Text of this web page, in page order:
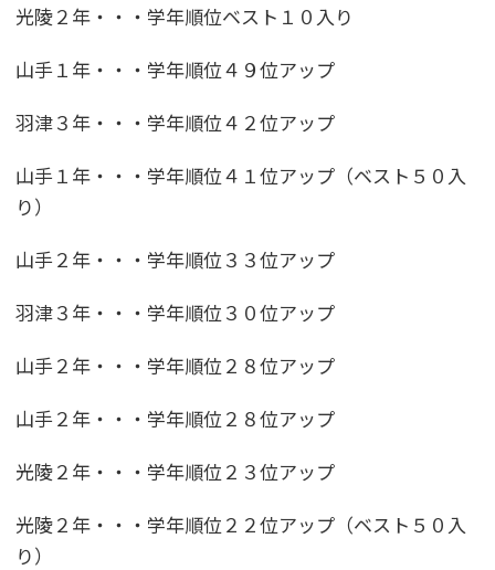
光陵２年・・・学年順位ベスト１０入り
山手１年・・・学年順位４９位アップ
羽津３年・・・学年順位４２位アップ
山手１年・・・学年順位４１位アップ（ベスト５０入
り）
山手２年・・・学年順位３３位アップ
羽津３年・・・学年順位３０位アップ
山手２年・・・学年順位２８位アップ
山手２年・・・学年順位２８位アップ
光陵２年・・・学年順位２３位アップ
光陵２年・・・学年順位２２位アップ（ベスト５０入
り）